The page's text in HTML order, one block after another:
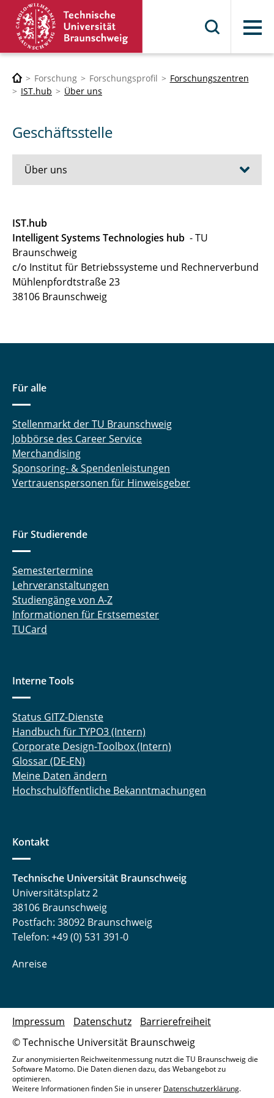
Menü
Forschung Forschungsprofil
Forschungszentren
IST.hub
Über uns
Geschäftsstelle
Über uns
Mitglieder
WiMi + MTV Vertretung
Vorstand
IST.hub
Intelligent Systems Technologies hub - TU
Braunschweig
c/o Institut für Betriebssysteme und Rechnerverbund
Mühlenpfordtstraße 23
38106 Braunschweig
Für alle
Stellenmarkt der TU Braunschweig
Jobbörse des Career Service
Merchandising
Sponsoring- & Spendenleistungen
Vertrauenspersonen für Hinweisgeber
Für Studierende
Semestertermine
Lehrveranstaltungen
Studiengänge von A-Z
Informationen für Erstsemester
TUCard
Interne Tools
Status GITZ-Dienste
Handbuch für TYPO3 (Intern)
Corporate Design-Toolbox (Intern)
Glossar (DE-EN)
Meine Daten ändern
Hochschulöffentliche Bekanntmachungen
Kontakt
Technische Universität Braunschweig
Universitätsplatz 2
38106 Braunschweig
Postfach: 38092 Braunschweig
Telefon: +49 (0) 531 391-0
Anreise
© Technische Universität Braunschweig
Impressum Datenschutz Barrierefreiheit
Zur anonymisierten Reichweitenmessung nutzt die TU Braunschweig die
Software Matomo. Die Daten dienen dazu, das Webangebot zu
optimieren.
Weitere Informationen finden Sie in unserer Datenschutzerklärung.